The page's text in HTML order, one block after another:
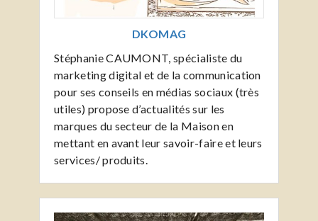
DKOMAG
Stéphanie CAUMONT, spécialiste du
marketing digital et de la communication
pour ses conseils en médias sociaux (très
utiles) propose d’actualités sur les
marques du secteur de la Maison en
mettant en avant leur savoir-faire et leurs
services/ produits.